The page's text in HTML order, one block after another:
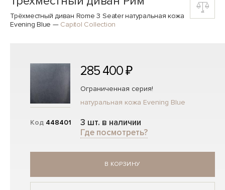
Трёхместный диван Rome 3 Seater натуральная кожа
Evening Blue — Capitol Collection
Код 448401
285 400 ₽
Ограниченная серия!
натуральная кожа Evening Blue
3 шт. в наличии
Где посмотреть?
В КОРЗИНУ